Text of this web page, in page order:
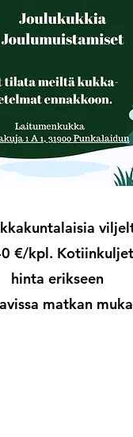
€/kpl.
hinta erikseen
matkan